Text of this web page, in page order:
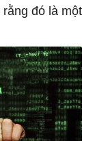
đó là một